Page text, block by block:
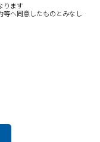
ります
へ同意したものとみなし